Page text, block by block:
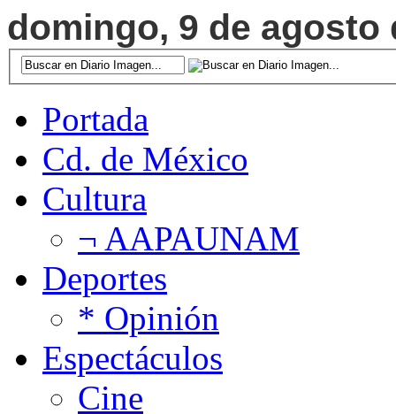
domingo, 9 de agosto
Portada
Cd. de México
Cultura
¬ AAPAUNAM
Deportes
* Opinión
Espectáculos
Cine